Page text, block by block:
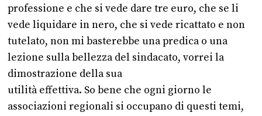
professione e che si vede dare tre euro, che se li
vede liquidare in nero, che si vede ricattato e non
tutelato, non mi basterebbe una predica o una
lezione sulla bellezza del sindacato, vorrei la
dimostrazione della sua
utilità effettiva. So bene che ogni giorno le
associazioni regionali si occupano di questi temi,